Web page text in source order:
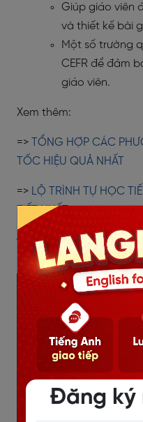
Giúp giáo viên
và thiết kế bài
Một số trường
CEFR để đảm
giáo viên.
Xem thêm:
=>
TỔNG HỢP CÁC
TỐC HIỆU QUẢ NHẤT
=> LỘ TRÌNH TỰ HỌC
TIẾT NHẤT
V. Tại sao nên
Đăng ký